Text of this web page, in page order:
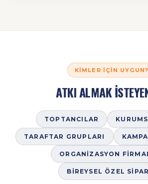
KIMLER İÇIN UYGUN?
ATKI ALMAK
TOPTANCILAR
TARAFTAR GRUPLARI
ORGANIZASYON
BIREYSEL ÖZEL